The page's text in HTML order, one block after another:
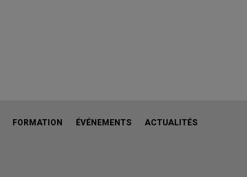
FORMATION ÉVÉNEMENTS ACTUALITÉS